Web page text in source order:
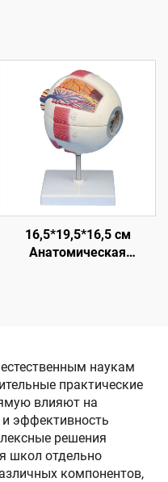
16,5*19,5*16,5 см
Анатомическая
наукам
практические
влияют на
эффективность
решения
школ отдельно
компонентов,